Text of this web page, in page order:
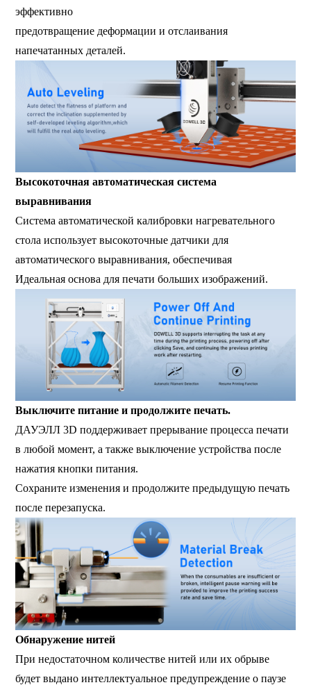
эффективно
предотвращение деформации и отслаивания
напечатанных деталей.
Высокоточная автоматическая система
выравнивания
Система автоматической калибровки нагревательного
стола использует высокоточные датчики для
автоматического выравнивания, обеспечивая
Идеальная основа для печати больших изображений.
Выключите питание и продолжите печать.
ДАУЭЛЛ 3D поддерживает прерывание процесса печати
в любой момент, а также выключение устройства после
нажатия кнопки питания.
Сохраните изменения и продолжите предыдущую печать
после перезапуска.
Обнаружение нитей
При недостаточном количестве нитей или их обрыве
будет выдано интеллектуальное предупреждение о паузе